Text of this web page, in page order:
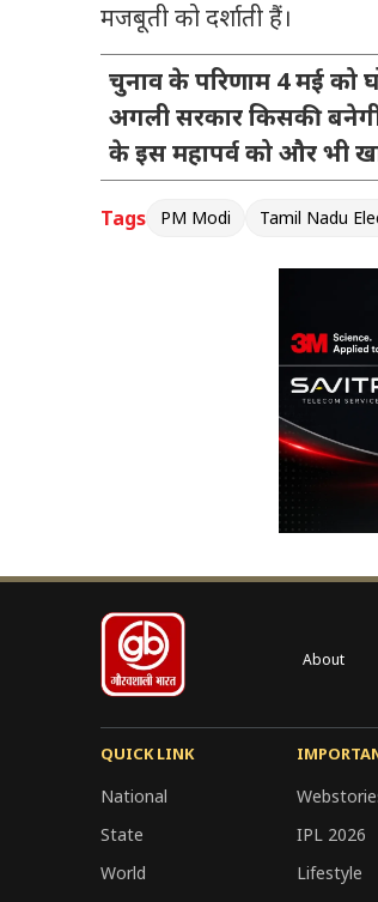
मजबूती को दर्शाती हैं।
चुनाव के परिणाम 4 मई को
अगली सरकार किसकी
के इस महापर्व को और भी
Tags PM Modi Tamil Nadu
About
QUICK LINK
National
State
World
IPL 2026
Lifestyle